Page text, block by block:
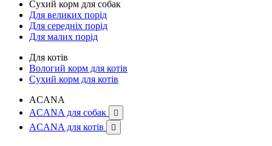
Сухий корм для собак
Для великих порід
Для середніх порід
Для малих порід
Для котів
Вологий корм для котів
Сухий корм для котів
ACANA
ACANA для собак

ACANA для котів 